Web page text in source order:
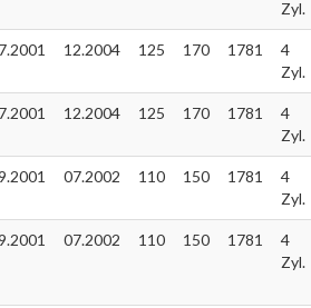
Zyl.
12.2004 125 170 1781
4
Zyl.
12.2004 125 170 1781
4
Zyl.
07.2002 110 150 1781
4
Zyl.
07.2002 110 150 1781
4
Zyl.